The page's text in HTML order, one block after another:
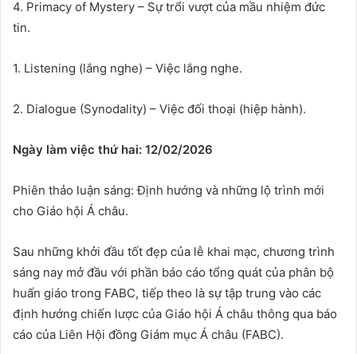
4. Primacy of Mystery – Sự trổi vượt của mầu nhiệm đức
tin.
1. Listening (lắng nghe) – Việc lắng nghe.
2. Dialogue (Synodality) – Việc đối thoại (hiệp hành).
Ngày làm việc thứ hai: 12/02/2026
Phiên thảo luận sáng: Định hướng và những lộ trình mới
cho Giáo hội Á châu.
Sau những khởi đầu tốt đẹp của lễ khai mạc, chương trình
sáng nay mở đầu với phần báo cáo tổng quát của phân bộ
huấn giáo trong FABC, tiếp theo là sự tập trung vào các
định hướng chiến lược của Giáo hội Á châu thông qua báo
cáo của Liên Hội đồng Giám mục Á châu (FABC).